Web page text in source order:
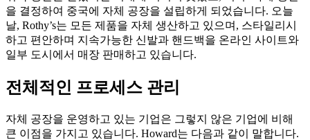
을 결정하여 중국에 자체 공장을 설립하게 되었습니다. 오늘
날, Rothy’s는 모든 제품을 자체 생산하고 있으며, 스타일리시
하고 편안하며 지속가능한 신발과 핸드백을 온라인 사이트와
일부 도시에서 매장 판매하고 있습니다.
전체적인 프로세스 관리
자체 공장을 운영하고 있는 기업은 그렇지 않은 기업에 비해
큰 이점을 가지고 있습니다. Howard는 다음과 같이 말합니다.